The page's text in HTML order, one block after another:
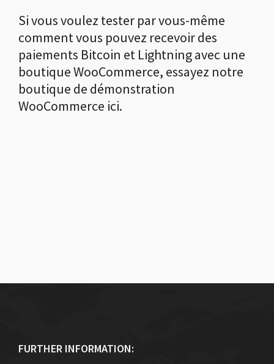
Si vous voulez tester par vous-même
comment vous pouvez recevoir des
paiements Bitcoin et Lightning avec une
boutique WooCommerce, essayez notre
boutique de démonstration
WooCommerce ici.
FURTHER INFORMATION: